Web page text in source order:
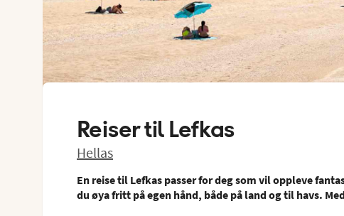
Reiser til Lefkas
Hellas
En reise til Lefkas passer for deg som vil oppleve
du øya fritt på egen hånd, både på land og til havs.